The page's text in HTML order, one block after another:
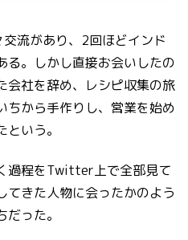
流があり、2回ほどインド
る。しかし直接お会いしたの
会社を辞め、レシピ収集の旅
ちから手作りし、営業を始め
いう。
過程をTwitter上で全部見て
てきた人物に会ったかのよう
った。